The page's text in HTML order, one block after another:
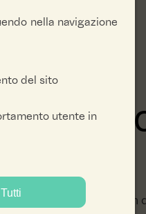
nella navigazione
del sito
utente in
il Public Program